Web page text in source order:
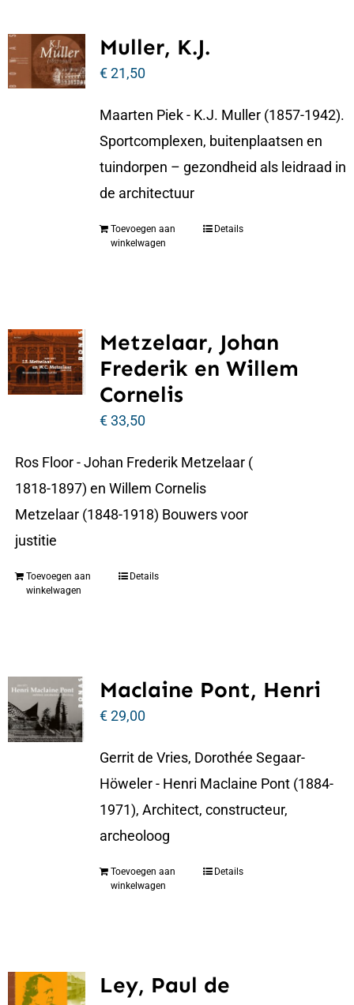
Muller, K.J.
€21,50
Maarten Piek - K.J. Muller (1857-1942).
Sportcomplexen, buitenplaatsen en
tuindorpen – gezondheid als leidraad in
de architectuur
Toevoegen aan
winkelwagen
Details
Metzelaar, Johan
Frederik en Willem
Cornelis
€33,50
Ros Floor - Johan Frederik Metzelaar (
1818-1897) en Willem Cornelis
Metzelaar (1848-1918) Bouwers voor
justitie
Toevoegen aan
winkelwagen
Details
Maclaine Pont, Henri
€29,00
Gerrit de Vries, Dorothée Segaar-
Höweler - Henri Maclaine Pont (1884-
1971), Architect, constructeur,
archeoloog
Toevoegen aan
winkelwagen
Details
Ley, Paul de